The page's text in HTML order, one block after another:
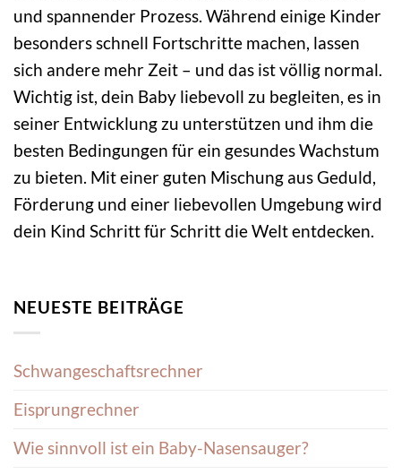
und spannender Prozess. Während einige Kinder
besonders schnell Fortschritte machen, lassen
sich andere mehr Zeit – und das ist völlig normal.
Wichtig ist, dein Baby liebevoll zu begleiten, es in
seiner Entwicklung zu unterstützen und ihm die
besten Bedingungen für ein gesundes Wachstum
zu bieten. Mit einer guten Mischung aus Geduld,
Förderung und einer liebevollen Umgebung wird
dein Kind Schritt für Schritt die Welt entdecken.
NEUESTE BEITRÄGE
Schwangeschaftsrechner
Eisprungrechner
Wie sinnvoll ist ein Baby-Nasensauger?